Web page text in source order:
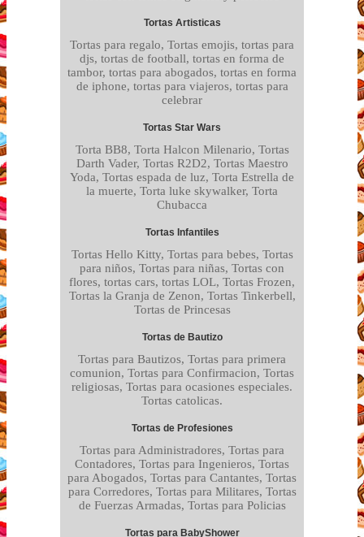
Tortas Artisticas
Tortas para regalo, Tortas emojis, tortas para
djs, tortas de football, tortas en forma de
tambor, tortas para abogados, tortas en forma
de iphone, tortas para viajeros, tortas para
celebrar
Tortas Star Wars
Torta BB8, Torta Halcon Milenario, Tortas
Darth Vader, Tortas R2D2, Tortas Maestro
Yoda, Tortas espada de luz, Torta Estrella de
la muerte, Torta luke skywalker, Torta
Chubacca
Tortas Infantiles
Tortas Hello Kitty, Tortas para bebes, Tortas
para niños, Tortas para niñas, Tortas con
flores, tortas cars, tortas LOL, Tortas Frozen,
Tortas la Granja de Zenon, Tortas Tinkerbell,
Tortas de Princesas
Tortas de Bautizo
Tortas para Bautizos, Tortas para primera
comunion, Tortas para Confirmacion, Tortas
religiosas, Tortas para ocasiones especiales.
Tortas catolicas.
Tortas de Profesiones
Tortas para Administradores, Tortas para
Contadores, Tortas para Ingenieros, Tortas
para Abogados, Tortas para Cantantes, Tortas
para Corredores, Tortas para Militares, Tortas
de Fuerzas Armadas, Tortas para Policias
Tortas para BabyShower